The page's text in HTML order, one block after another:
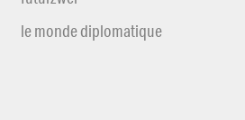
le monde diplomatique